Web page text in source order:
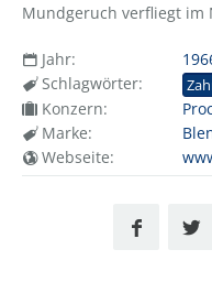
Mundgeruch verfliegt im
Jahr:
Schlagwörter:
Konzern:
Marke:
Webseite: